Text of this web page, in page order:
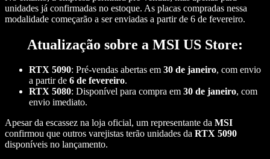
unidades já confirmadas no estoque. As placas compradas nessa
modalidade começarão a ser enviadas a partir de 6 de fevereiro.
Atualização sobre a MSI US Store:
RTX 5090: Pré-vendas abertas em 30 de janeiro, com envio
a partir de 6 de fevereiro.
RTX 5080: Disponível para compra em 30 de janeiro, com
envio imediato.
Apesar da escassez na loja oficial, um representante da MSI
confirmou que outros varejistas terão unidades da RTX 5090
disponíveis no lançamento.